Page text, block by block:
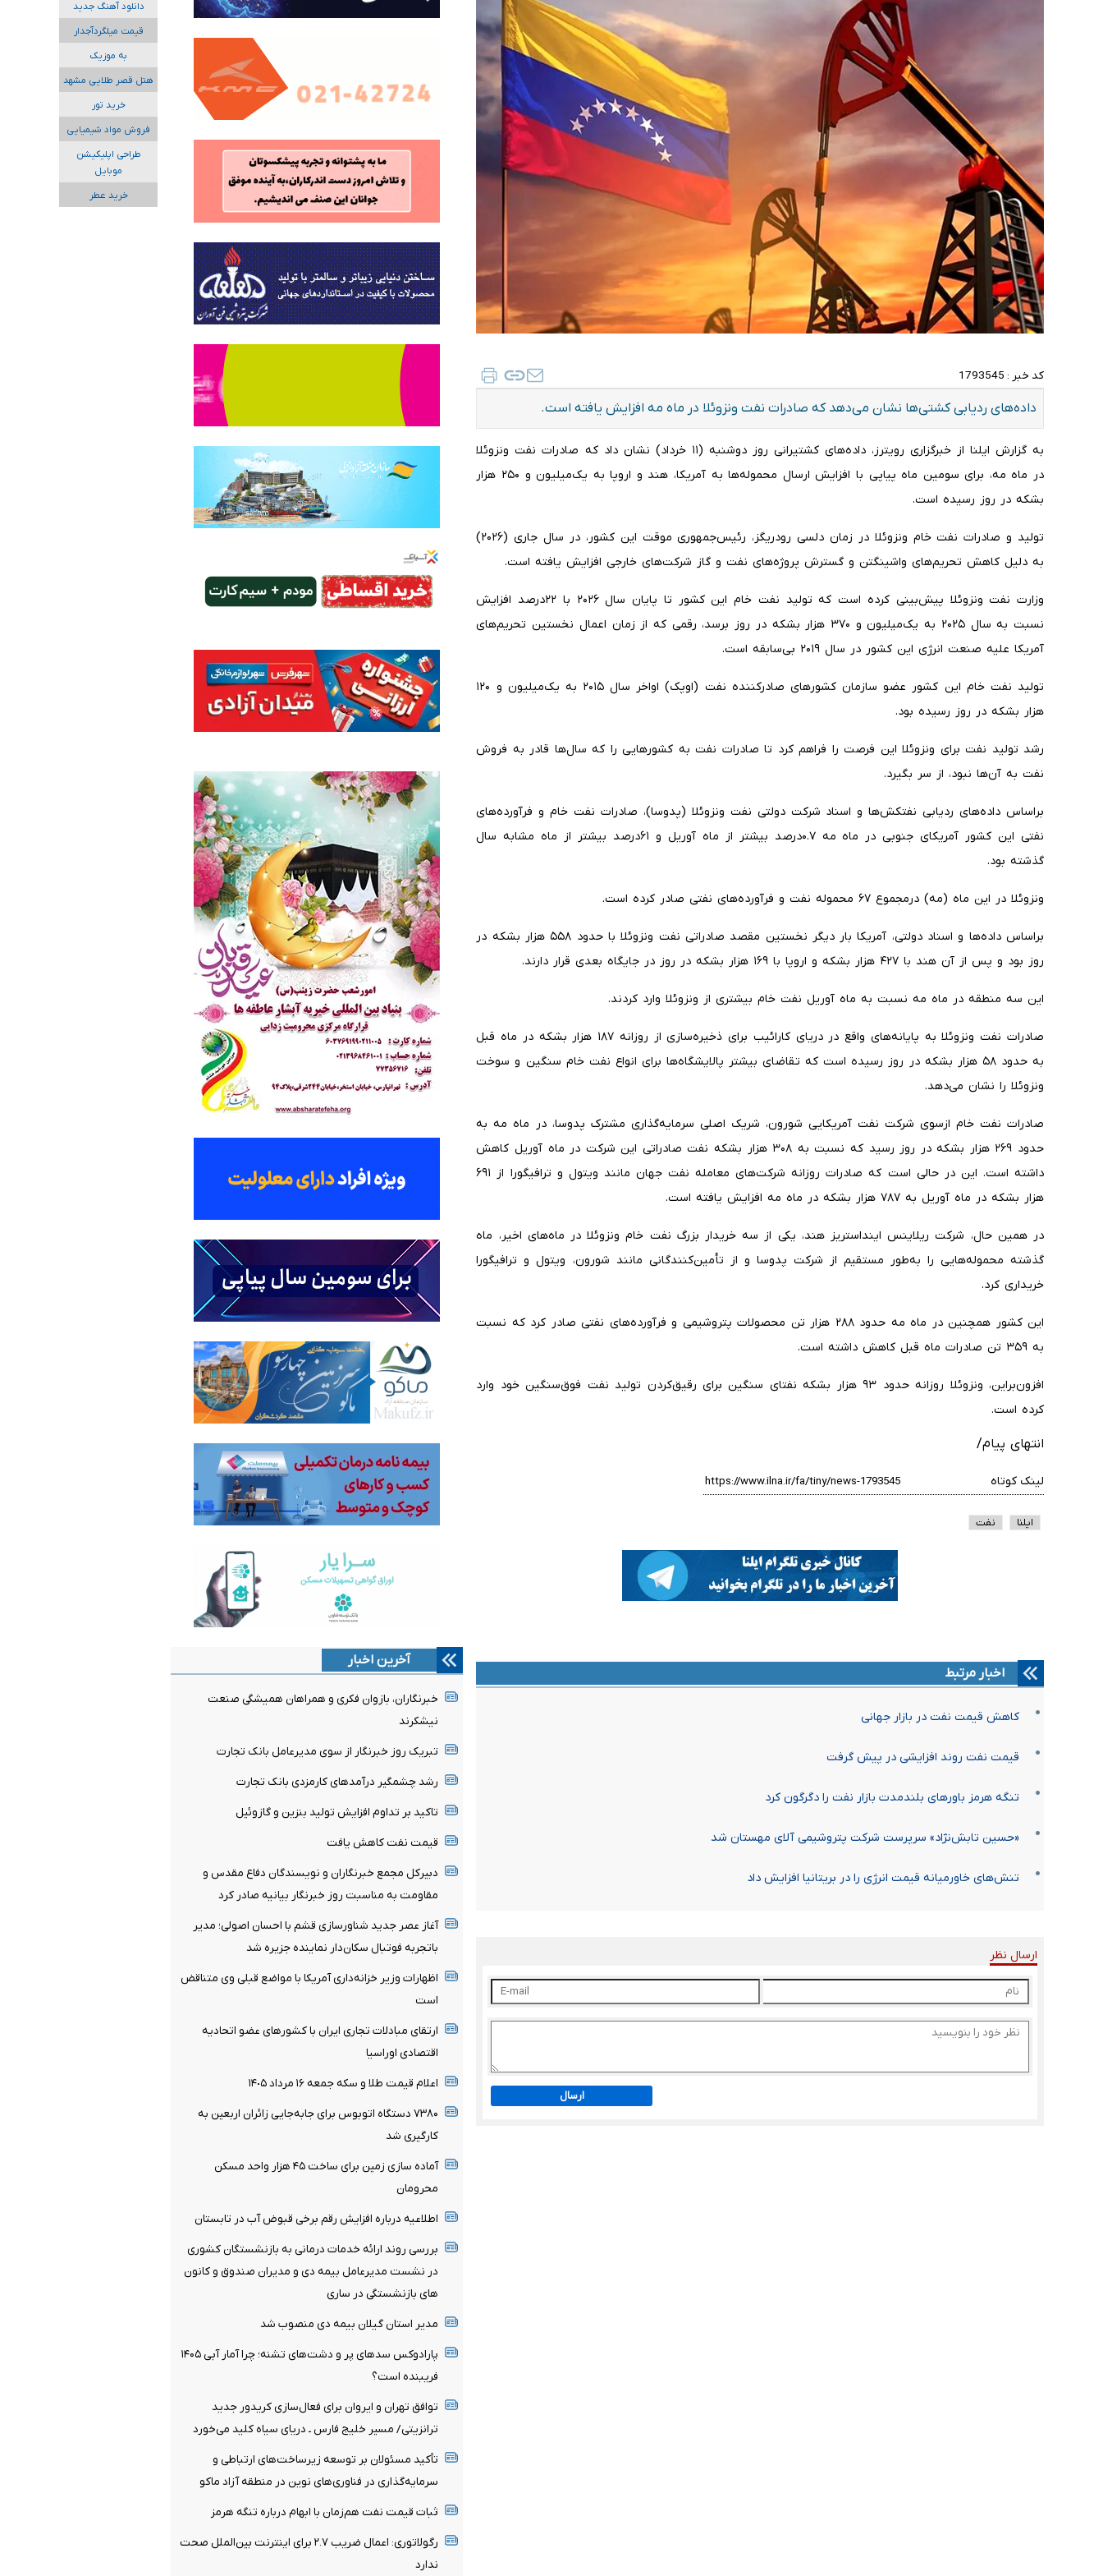
کد خبر : 1793545
داده‌های ردیابی کشتی‌ها نشان می‌دهد که صادرات نفت ونزوئلا در ماه مه افزایش یافته است.
به گزارش ایلنا از خبرگزاری رویترز، داده‌های کشتیرانی روز دوشنبه (۱۱ خرداد) نشان داد که صادرات نفت ونزوئلا
در ماه مه، برای سومین ماه پیاپی با افزایش ارسال محموله‌ها به آمریکا، هند و اروپا به یک‌میلیون و ۲۵۰ هزار
بشکه در روز رسیده است.
تولید و صادرات نفت خام ونزوئلا در زمان دلسی رودریگز، رئیس‌جمهوری موقت این کشور، در سال جاری (۲۰۲۶)
به دلیل کاهش تحریم‌های واشینگتن و گسترش پروژه‌های نفت و گاز شرکت‌های خارجی افزایش یافته است.
وزارت نفت ونزوئلا پیش‌بینی کرده است که تولید نفت خام این کشور تا پایان سال ۲۰۲۶ با ۲۲درصد افزایش
نسبت به سال ۲۰۲۵ به یک‌میلیون و ۳۷۰ هزار بشکه در روز برسد، رقمی که از زمان اعمال نخستین تحریم‌های
آمریکا علیه صنعت انرژی این کشور در سال ۲۰۱۹ بی‌سابقه است.
تولید نفت خام این کشور عضو سازمان کشورهای صادرکننده نفت (اوپک) اواخر سال ۲۰۱۵ به یک‌میلیون و ۱۲۰
هزار بشکه در روز رسیده بود.
رشد تولید نفت برای ونزوئلا این فرصت را فراهم کرد تا صادرات نفت به کشورهایی را که سال‌ها قادر به فروش
نفت به آن‌ها نبود، از سر بگیرد.
براساس داده‌های ردیابی نفتکش‌ها و اسناد شرکت دولتی نفت ونزوئلا (پدوسا)، صادرات نفت خام و فرآورده‌های
نفتی این کشور آمریکای جنوبی در ماه مه ۰.۷درصد بیشتر از ماه آوریل و ۶۱درصد بیشتر از ماه مشابه سال
گذشته بود.
ونزوئلا در این ماه (مه) درمجموع ۶۷ محموله نفت و فرآورده‌های نفتی صادر کرده است.
براساس داده‌ها و اسناد دولتی، آمریکا بار دیگر نخستین مقصد صادراتی نفت ونزوئلا با حدود ۵۵۸ هزار بشکه در
روز بود و پس از آن هند با ۴۲۷ هزار بشکه و اروپا با ۱۶۹ هزار بشکه در روز در جایگاه بعدی قرار دارند.
این سه منطقه در ماه مه نسبت به ماه آوریل نفت خام بیشتری از ونزوئلا وارد کردند.
صادرات نفت ونزوئلا به پایانه‌های واقع در دریای کارائیب برای ذخیره‌سازی از روزانه ۱۸۷ هزار بشکه در ماه قبل
به حدود ۵۸ هزار بشکه در روز رسیده است که تقاضای بیشتر پالایشگاه‌ها برای انواع نفت خام سنگین و سوخت
ونزوئلا را نشان می‌دهد.
صادرات نفت خام ازسوی شرکت نفت آمریکایی شورون، شریک اصلی سرمایه‌گذاری مشترک پدوسا، در ماه مه به
حدود ۲۶۹ هزار بشکه در روز رسید که نسبت به ۳۰۸ هزار بشکه نفت صادراتی این شرکت در ماه آوریل کاهش
داشته است. این در حالی است که صادرات روزانه شرکت‌های معامله نفت جهان مانند ویتول و ترافیگورا از ۶۹۱
هزار بشکه در ماه آوریل به ۷۸۷ هزار بشکه در ماه مه افزایش یافته است.
در همین حال، شرکت ریلاینس اینداستریز هند، یکی از سه خریدار بزرگ نفت خام ونزوئلا در ماه‌های اخیر، ماه
گذشته محموله‌هایی را به‌طور مستقیم از شرکت پدوسا و از تأمین‌کنندگانی مانند شورون، ویتول و ترافیگورا
خریداری کرد.
این کشور همچنین در ماه مه حدود ۲۸۸ هزار تن محصولات پتروشیمی و فرآورده‌های نفتی صادر کرد که نسبت
به ۳۵۹ تن صادرات ماه قبل کاهش داشته است.
افزون‌براین، ونزوئلا روزانه حدود ۹۳ هزار بشکه نفتای سنگین برای رقیق‌کردن تولید نفت فوق‌سنگین خود وارد
کرده است.
انتهای پیام/
لینک کوتاه
ایلنا نفت
اخبار مرتبط
کاهش قیمت نفت در بازار جهانی
قیمت نفت روند افزایشی در پیش گرفت
تنگه هرمز باورهای بلندمدت بازار نفت را دگرگون کرد
«حسین تابش‌نژاد» سرپرست شرکت پتروشیمی آلای مهستان شد
تنش‌های خاورمیانه قیمت انرژی را در بریتانیا افزایش داد
ارسال نظر
ارسال
آخرین اخبار
خبرنگاران، بازوان فکری و همراهان همیشگی صنعت
نیشکرند
تبریک روز خبرنگار از سوی مدیرعامل بانک تجارت
رشد چشمگیر درآمدهای کارمزدی بانک تجارت
تاکید بر تداوم افزایش تولید بنزین و گازوئیل
قیمت نفت کاهش یافت
دبیرکل مجمع خبرنگاران و نویسندگان دفاع مقدس و
مقاومت به مناسبت روز خبرنگار بیانیه صادر کرد
آغاز عصر جدید شناورسازی قشم با احسان اصولی؛ مدیر
باتجربه فوتبال سکان‌دار نماینده جزیره شد
اظهارات وزیر خزانه‌داری آمریکا با مواضع قبلی وی متناقض
است
ارتقای مبادلات تجاری ایران با کشورهای عضو اتحادیه
اقتصادی اوراسیا
اعلام قیمت طلا و سکه جمعه ١۶ مرداد ١۴٠۵
۷۳۸۰ دستگاه اتوبوس برای جابه‌جایی زائران اربعین به‌
کارگیری شد
آماده سازی زمین برای ساخت ۴۵ هزار واحد مسکن
محرومان
اطلاعیه درباره افزایش رقم برخی قبوض آب در تابستان
بررسی روند ارائه خدمات درمانی به بازنشستگان کشوری
در نشست مدیرعامل بیمه دی و مدیران صندوق و کانون
های بازنشستگی در ساری
مدیر استان گیلان بیمه دی منصوب شد
پارادوکس سدهای پر و دشت‌های تشنه؛ چرا آمار آبی ۱۴۰۵
فریبنده است؟
توافق تهران و ایروان برای فعال‌سازی کریدور جدید
ترانزیتی/ مسیر خلیج فارس ـ دریای سیاه کلید می‌خورد
تأکید مسئولان بر توسعه زیرساخت‌های ارتباطی و
سرمایه‌گذاری در فناوری‌های نوین در منطقه آزاد ماکو
ثبات قیمت نفت هم‌زمان با ابهام درباره تنگه هرمز
رگولاتوری: اعمال ضریب ۲.۷ برای اینترنت بین‌الملل صحت
ندارد
دانلود آهنگ جدید
قیمت میلگردآجدار
به موزیک
هتل قصر طلایی مشهد
خرید تور
فروش مواد شیمیایی
طراحی اپلیکیشن
موبایل
خرید عطر